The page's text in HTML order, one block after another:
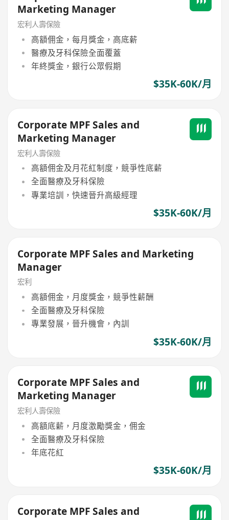
Marketing Manager
宏利人壽保險
高額佣金，每月獎金，高底薪
醫療及牙科保險全面覆蓋
年終獎金，銀行公眾假期
$35K-60K/月
Corporate MPF Sales and
Marketing Manager
宏利人壽保險
高額佣金及月花紅制度，競爭性底薪
全面醫療及牙科保險
專業培訓，快速晉升高級經理
$35K-60K/月
Corporate MPF Sales and Marketing
Manager
宏利
高額佣金，月度獎金，競爭性薪酬
全面醫療及牙科保險
專業發展，晉升機會，內訓
$35K-60K/月
Corporate MPF Sales and
Marketing Manager
宏利人壽保險
高額底薪，月度激勵獎金，佣金
全面醫療及牙科保險
年底花紅
$35K-60K/月
Corporate MPF Sales and